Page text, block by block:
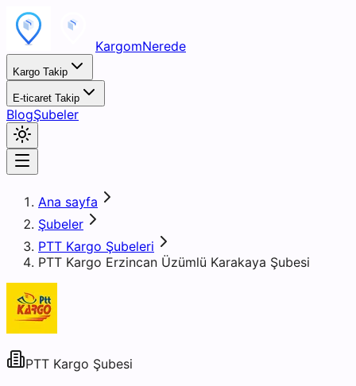
KargomNerede
Kargo Takip
E-ticaret Takip
BlogŞubeler
Ana sayfa
Şubeler
PTT Kargo Şubeleri
PTT Kargo Erzincan Üzümlü Karakaya Şubesi
PTT Kargo Şubesi